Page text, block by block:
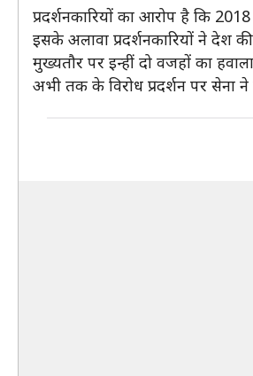
प्रदर्शनकारियों का आरोप है कि
इसके अलावा प्रदर्शनकारियों ने देश
मुख्यतौर पर इन्हीं दो वजहों का
अभी तक के विरोध प्रदर्शन पर सेना ने